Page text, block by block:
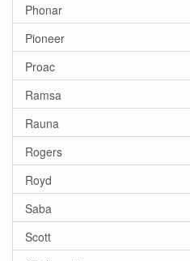
Phonar
Pioneer
Proac
Ramsa
Rauna
Rogers
Royd
Saba
Scott